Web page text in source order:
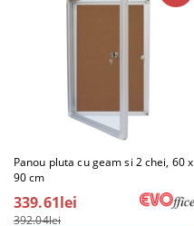
Panou pluta cu geam si 2 chei, 60 x
90 cm
339.61lei
392.04lei